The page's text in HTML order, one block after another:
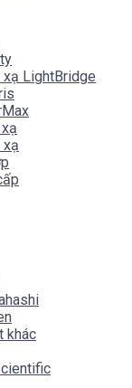
xạ LightBridge
xạ
khác